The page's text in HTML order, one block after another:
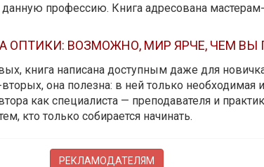
данную профессию. Книга адресована
ОПТИКИ: ВОЗМОЖНО, МИР ЯРЧЕ, ЧЕМ ВЫ
книга написана доступным даже для
она полезна: в ней только необходимая
как специалиста — преподавателя и
кто только собирается начинать.
РЕКЛАМОДАТЕЛЯМ